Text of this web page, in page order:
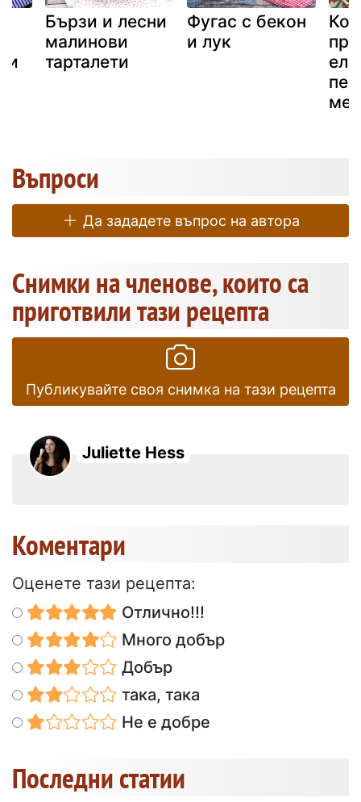
и
Бързи и лесни
малинови
тарталети
Фугас с бекон
и лук
Въпроси
Да зададете въпрос на автора
Снимки на членове, които са
приготвили тази рецепта
Публикувайте своя снимка на тази рецепта
Juliette Hess
Коментари
Оценете тази рецепта:
Отлично!!!
Много добър
Добър
така, така
Не е добре
Последни статии